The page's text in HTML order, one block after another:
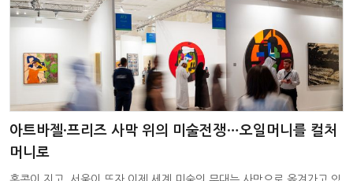
아트바젤·프리즈 사막 위의 미술전쟁…오일머니를 컬처
머니로